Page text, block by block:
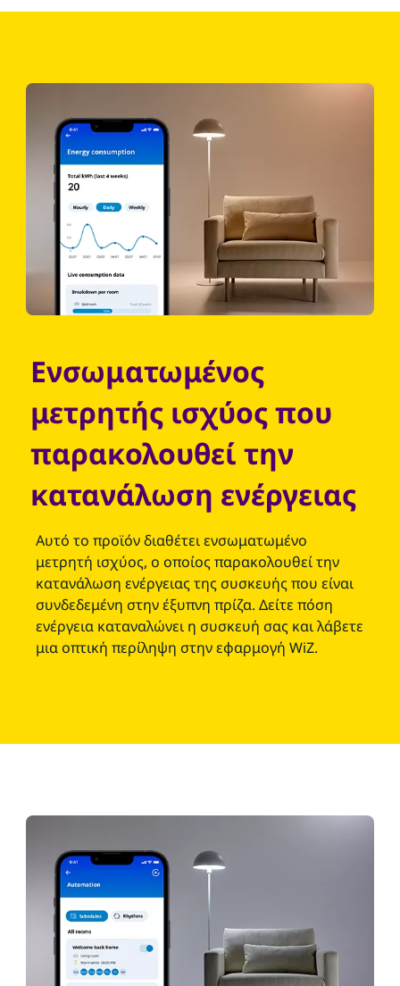
Ενσωματωμένος
μετρητής ισχύος που
παρακολουθεί την
κατανάλωση ενέργειας
Αυτό το προϊόν διαθέτει ενσωματωμένο
μετρητή ισχύος, ο οποίος παρακολουθεί την
κατανάλωση ενέργειας της συσκευής που είναι
συνδεδεμένη στην έξυπνη πρίζα. Δείτε πόση
ενέργεια καταναλώνει η συσκευή σας και λάβετε
μια οπτική περίληψη στην εφαρμογή WiZ.